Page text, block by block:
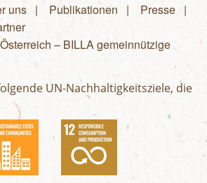
uns Publikationen
Presse
– BILLA gemeinnützige
UN-Nachhaltigkeitsziele, die